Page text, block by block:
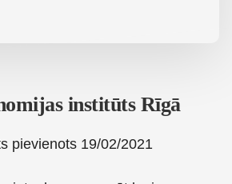
institūts Rīgā
pievienots 19/02/2021